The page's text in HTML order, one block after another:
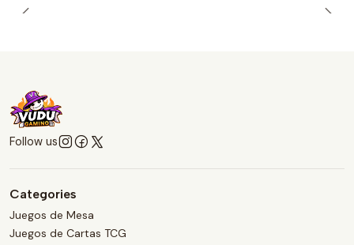
Follow us
Categories
Juegos de Mesa
Juegos de Cartas TCG